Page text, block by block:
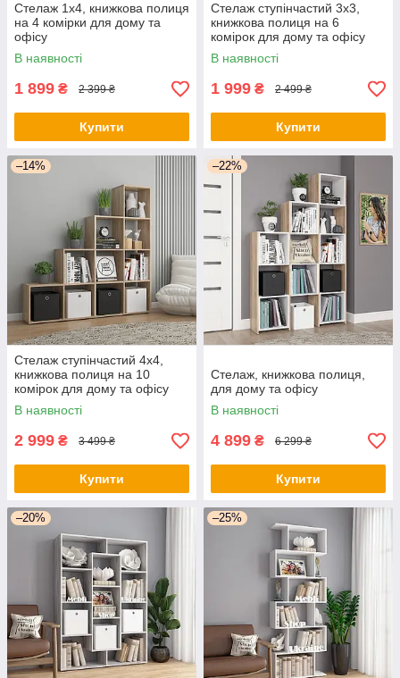
Стелаж 1х4, книжкова полиця
на 4 комірки для дому та
офісу
В наявності
1 899 ₴ 2 399 ₴
Купити
Стелаж ступінчастий 3х3,
книжкова полиця на 6
комірок для дому та офісу
В наявності
1 999 ₴ 2 499 ₴
Купити
–14%
Стелаж ступінчастий 4х4,
книжкова полиця на 10
комірок для дому та офісу
В наявності
2 999 ₴ 3 499 ₴
Купити
–22%
Стелаж, книжкова полиця,
для дому та офісу
В наявності
4 899 ₴ 6 299 ₴
Купити
–20% –25%